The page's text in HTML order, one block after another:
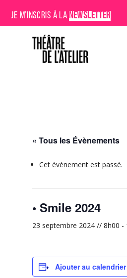
JE M’INSCRIS À LA NEWSLETTER
« Tous les Évènements
Cet évènement est passé.
• Smile 2024
23 septembre 2024 // 8h00 -
Ajouter au calendrier